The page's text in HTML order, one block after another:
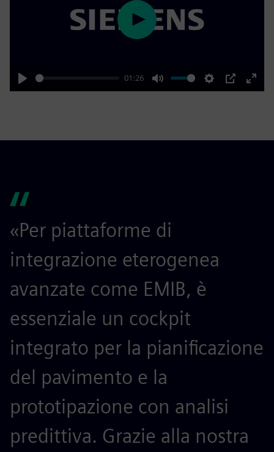
Play
01:26
Mute Settings
PIP
Enter
Play
«Per piattaforme di
integrazione eterogenea
avanzate come EMIB, è
essenziale un cockpit
integrato per la pianificazione
del pavimento e la
prototipazione con analisi
predittiva. Grazie alla nostra